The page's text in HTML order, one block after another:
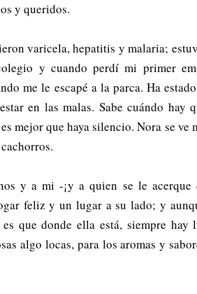
y queridos.
varicela, hepatitis y malaria;
y cuando perdí mi primer
me le escapé a la parca. Ha
en las malas. Sabe cuándo hay
mejor que haya silencio. Nora se ve
y a mi -¡y a quien se le acerque
feliz y un lugar a su lado; y
que donde ella está, siempre hay
algo locas, para los aromas y